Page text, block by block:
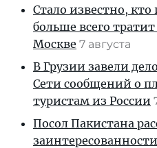
Стало известно,
больше всего
Москве 7 августа
В Грузии завели
Сети сообщений о
туристам из России
Посол Пакистана